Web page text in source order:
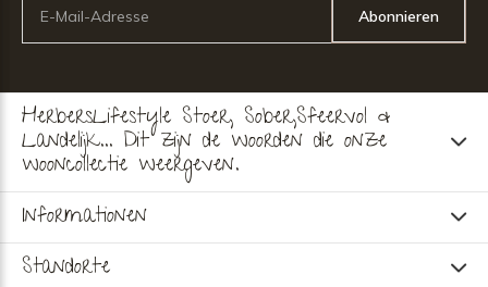
Abonnieren
HerbersLifestyle Stoer, Sober,Sfeervol &
Landelijk... Dit zijn de woorden die onze
wooncollectie weergeven.
Informationen
Standorte